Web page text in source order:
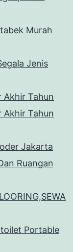
Murah
Jenis
Akhir Tahun
Akhir Tahun
Jakarta
Ruangan
Portable